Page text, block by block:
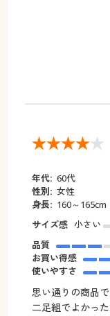
年代: 60代
性別: 女性
身長: 160～165cm
サイズ感 小さい
品質
お買い得感
使いやすさ
思い通りの商品で
二足組でよかった